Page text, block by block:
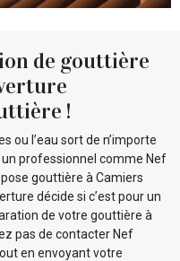
de gouttière
!
ou l’eau sort de n’importe
professionnel comme Nef
gouttière à Camiers
décide si c’est pour un
de votre gouttière à
pas de contacter Nef
en envoyant votre